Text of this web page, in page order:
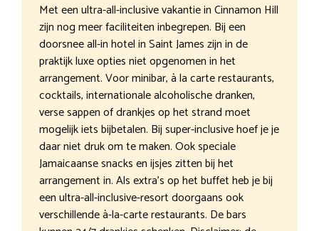
Met een ultra-all-inclusive vakantie in Cinnamon Hill
zijn nog meer faciliteiten inbegrepen. Bij een
doorsnee all-in hotel in Saint James zijn in de
praktijk luxe opties niet opgenomen in het
arrangement. Voor minibar, à la carte restaurants,
cocktails, internationale alcoholische dranken,
verse sappen of drankjes op het strand moet
mogelijk iets bijbetalen. Bij super-inclusive hoef je je
daar niet druk om te maken. Ook speciale
Jamaicaanse snacks en ijsjes zitten bij het
arrangement in. Als extra’s op het buffet heb je bij
een ultra-all-inclusive-resort doorgaans ook
verschillende à-la-carte restaurants. De bars